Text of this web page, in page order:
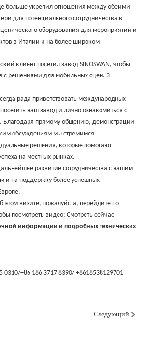
больше укрепил отношения между обеими
для потенциального сотрудничества в
оборудования для мероприятий и
в Италии и на более широком
рада приветствовать международных
наш завод и лично ознакомиться с
Благодаря прямому общению, демонстрации
обсуждениям мы стремимся
решения, которые помогают
на местных рынках.
развитие сотрудничества с нашим
и на поддержку более успешных
этом визите, пожалуйста, перейдите по
посмотреть видео: Смотреть сейчас
информации и подробных технических
0310/+86 186 3717 8390/ +8618538129701
Следующий